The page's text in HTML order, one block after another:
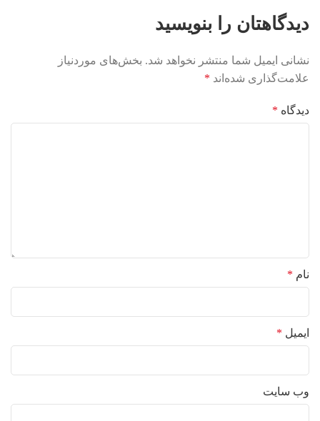
دیدگاهتان را بنویسید
نشانی ایمیل شما منتشر نخواهد شد. بخش‌های موردنیاز
علامت‌گذاری شده‌اند *
دیدگاه *
نام *
ایمیل *
وب‌ سایت